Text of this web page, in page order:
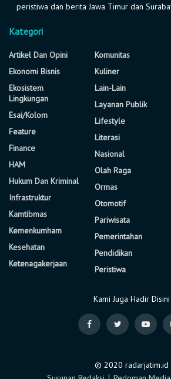
peristiwa dan berita Jawa Timur dan
Kategori
Artikel Dan Opini
Ekonomi Bisnis
Ekosistem
Lingkungan
Esai/Kolom
Feature
Finance
HAM
Hukum Dan Kriminal
Infrastruktur
Kamtibmas
Kemenkumham
Kesehatan
Ketenagakerjaan
Komunitas
Kuliner
Lain-Lain
Layanan Publik
Lifestyle
Literasi
Nasional
Olah Raga
Ormas
Otomotif
Pariwisata
Pemerintahan
Pendidikan
Peristiwa
Kami Juga Hadir Disini
© 2020 radarjatim.id